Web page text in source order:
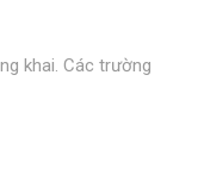
khai. Các trường